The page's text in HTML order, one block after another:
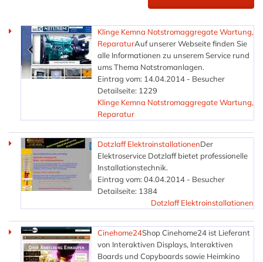
Klinge Kemna Notstromaggregate Wartung,
ReparaturAuf unserer Webseite finden Sie
alle Informationen zu unserem Service rund
ums Thema Notstromanlagen.
Eintrag vom: 14.04.2014 - Besucher
Detailseite: 1229
Klinge Kemna Notstromaggregate Wartung,
Reparatur
Dotzlaff ElektroinstallationenDer
Elektroservice Dotzlaff bietet professionelle
Installationstechnik.
Eintrag vom: 04.04.2014 - Besucher
Detailseite: 1384
Dotzlaff Elektroinstallationen
Cinehome24Shop Cinehome24 ist Lieferant
von Interaktiven Displays, Interaktiven
Boards und Copyboards sowie Heimkino